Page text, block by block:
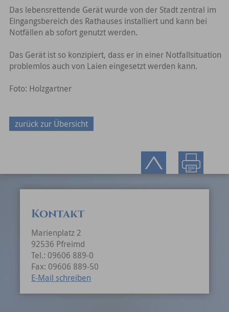
Das lebensrettende Gerät wurde von der Stadt zentral im
Eingangsbereich des Rathauses installiert und kann bei
Notfällen ab sofort genutzt werden.
Das Gerät ist so konzipiert, dass er in einer Notfallsituation
problemlos auch von Laien eingesetzt werden kann.
Foto: Holzgartner
zurück zur Übersicht
Kontakt
Marienplatz 2
92536 Pfreimd
Tel.: 09606 889-0
Fax: 09606 889-50
E-Mail schreiben